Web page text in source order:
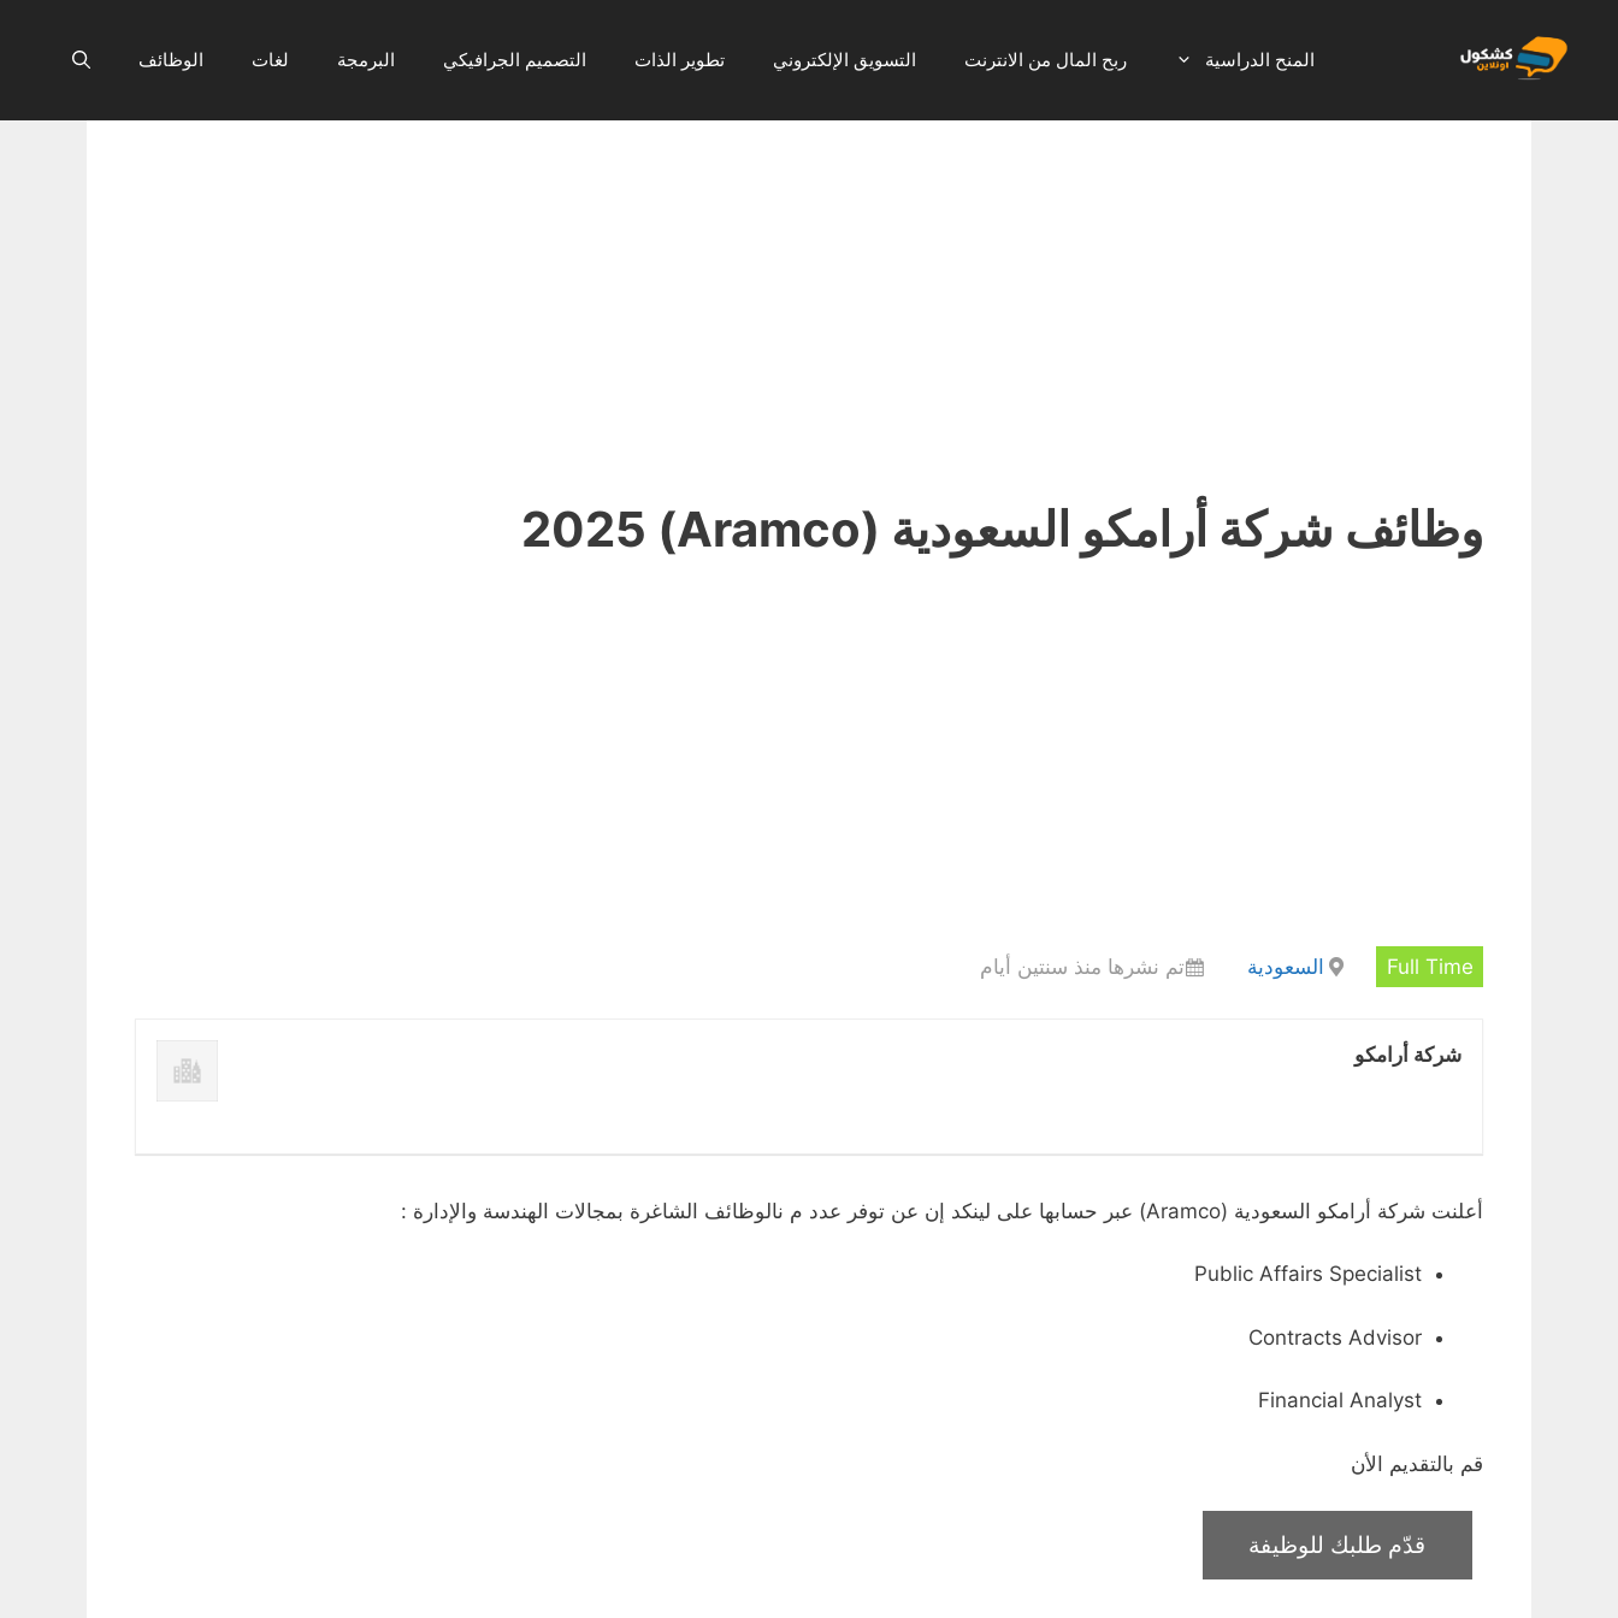
المحتوى
المنح الدراسية ربح المال من الانترنت التسويق الإلكتروني تطوير الذات التصميم الجرافيكي البرمجة لغات الوظائف
وظائف شركة أرامكو السعودية (Aramco) 2025
Full Time السعودية تم نشرها منذ سنتين أيام
شركة أرامكو
أعلنت شركة أرامكو السعودية (Aramco) عبر حسابها على لينكد إن عن توفر عدد م نالوظائف الشاغرة بمجالات الهندسة والإدارة :
Public Affairs Specialist
Contracts Advisor
Financial Analyst
قم بالتقديم الأن